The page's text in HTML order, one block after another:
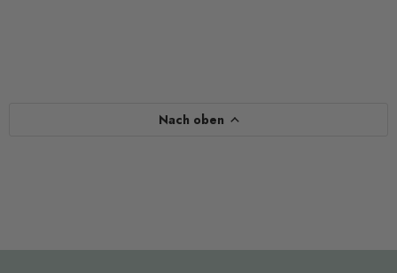
Nach oben